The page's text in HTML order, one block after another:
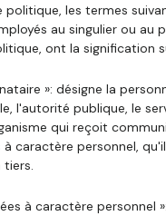
politique, les termes
au singulier ou au
ont la signification
»: désigne la
l'autorité publique, le
qui reçoit
à caractère personnel,
tiers.
à caractère personnel